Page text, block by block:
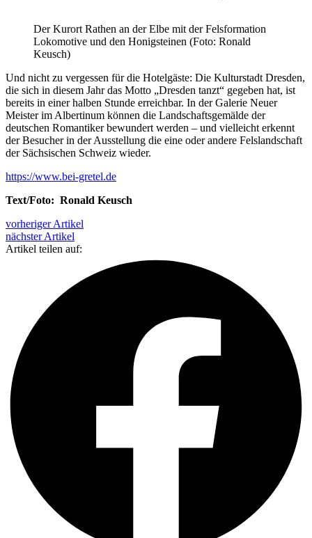
Der Kurort Rathen an der Elbe mit der Felsformation
Lokomotive und den Honigsteinen (Foto: Ronald
Keusch)
Und nicht zu vergessen für die Hotelgäste: Die Kulturstadt Dresden,
die sich in diesem Jahr das Motto „Dresden tanzt“ gegeben hat, ist
bereits in einer halben Stunde erreichbar. In der Galerie Neuer
Meister im Albertinum können die Landschaftsgemälde der
deutschen Romantiker bewundert werden – und vielleicht erkennt
der Besucher in der Ausstellung die eine oder andere Felslandschaft
der Sächsischen Schweiz wieder.
https://www.bei-gretel.de
Text/Foto: Ronald Keusch
vorheriger Artikel
nächster Artikel
Artikel teilen auf: